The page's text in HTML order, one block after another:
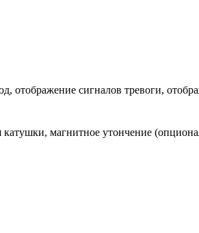
отображение сигналов тревоги,
магнитное утончение